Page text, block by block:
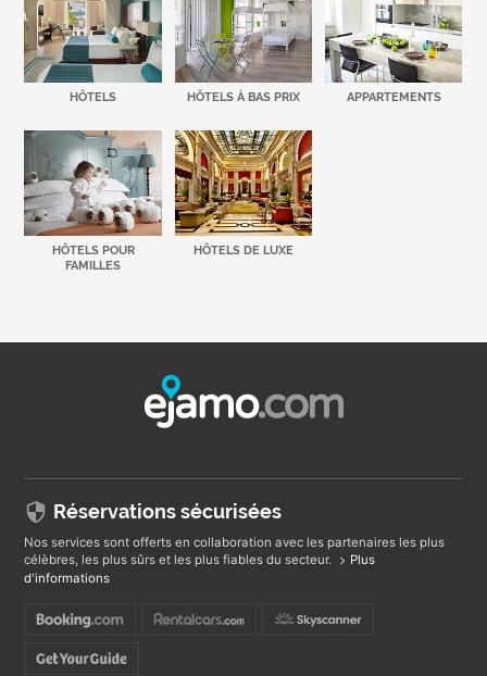
HÔTELS HÔTELS À BAS PRIX APPARTEMENTS
HÔTELS POUR
FAMILLES
HÔTELS DE LUXE
Réservations sécurisées
Nos services sont offerts en collaboration avec les partenaires les plus
célèbres, les plus sûrs et les plus fiables du secteur.
Plus
d'informations